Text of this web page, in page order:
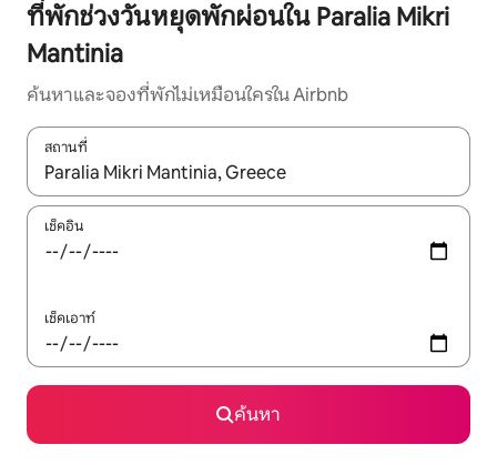
ที่พักช่วงวันหยุดพักผ่อนใน Paralia Mikri
Μantinia
ค้นหาและจองที่พักไม่เหมือนใครใน Airbnb
สถานที่
ใช้ลูกศรขึ้นลง หรือใช้การสัมผัสหรือปัด เพื่อสำรวจผลการค้นหา
เช็คอิน
เช็คเอาท์
ค้นหา